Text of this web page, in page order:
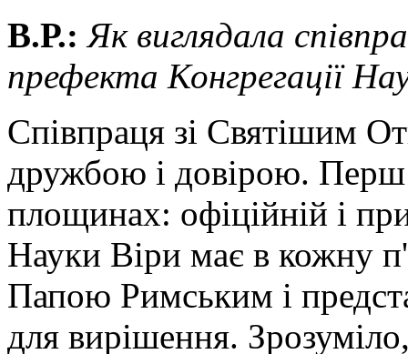
В.Р.: Як виглядала
префекта Конгрегації
Співпраця зі Святішим
дружбою і довірою. Перш
площинах: офіційній і
Науки Віри має в кожну
Папою Римським і
для вирішення.